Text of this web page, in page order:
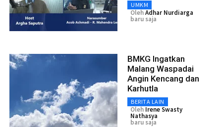
UMKM
OlehAdhar Nurdiarga
baru saja
BMKG Ingatkan
Malang Waspadai
Angin Kencang dan
Karhutla
BERITA LAIN
Oleh Irene Swasty
Nathasya
baru saja